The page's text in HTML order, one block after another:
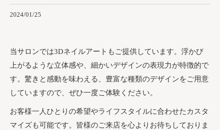
2024/01/25
当サロンでは3Dネイルアートもご提供しています。浮かび
上がるような立体感や、細かいデザインの表現力が特徴的で
す。驚きと感動を味わえる、豊富な種類のデザインをご用意
していますので、ぜひ一度ご体験ください。
お客様一人ひとりの希望やライフスタイルに合わせたカスタ
マイズも可能です。皆様のご来店を心よりお待ちしておりま